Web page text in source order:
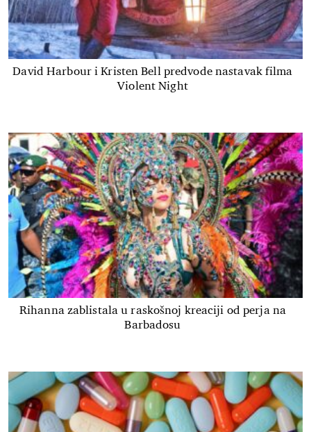
David Harbour i Kristen Bell predvode nastavak filma
Violent Night
Rihanna zablistala u raskošnoj kreaciji od perja na
Barbadosu